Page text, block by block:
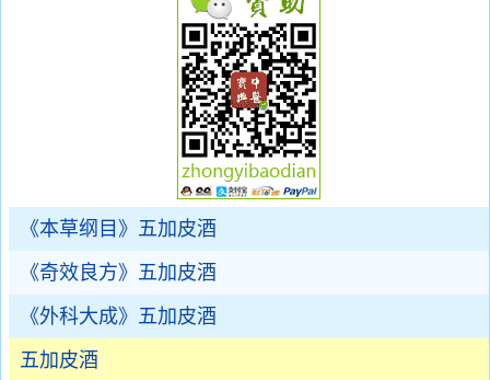
《本草纲目》五加皮酒
《奇效良方》五加皮酒
《外科大成》五加皮酒
五加皮酒